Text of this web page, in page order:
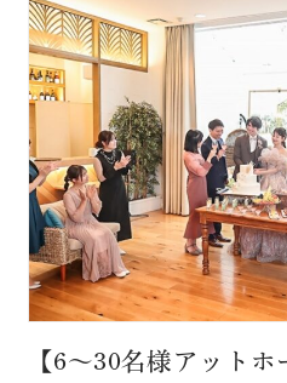
【6～30名様アットホ